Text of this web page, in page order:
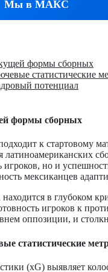
Мы в МАКС
формы сборных
статистические
потенциал
формы сборных
к стартовому
игроков, но и
мексиканцев
в глубоком
игроков к
оппозиции, и
статистические
(xG) выявляет